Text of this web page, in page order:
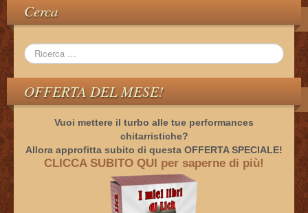
Cerca
OFFERTA DEL MESE!
Vuoi mettere il turbo alle tue performances
chitarristiche?
Allora approfitta subito di questa OFFERTA SPECIALE!
CLICCA SUBITO QUI per saperne di più!